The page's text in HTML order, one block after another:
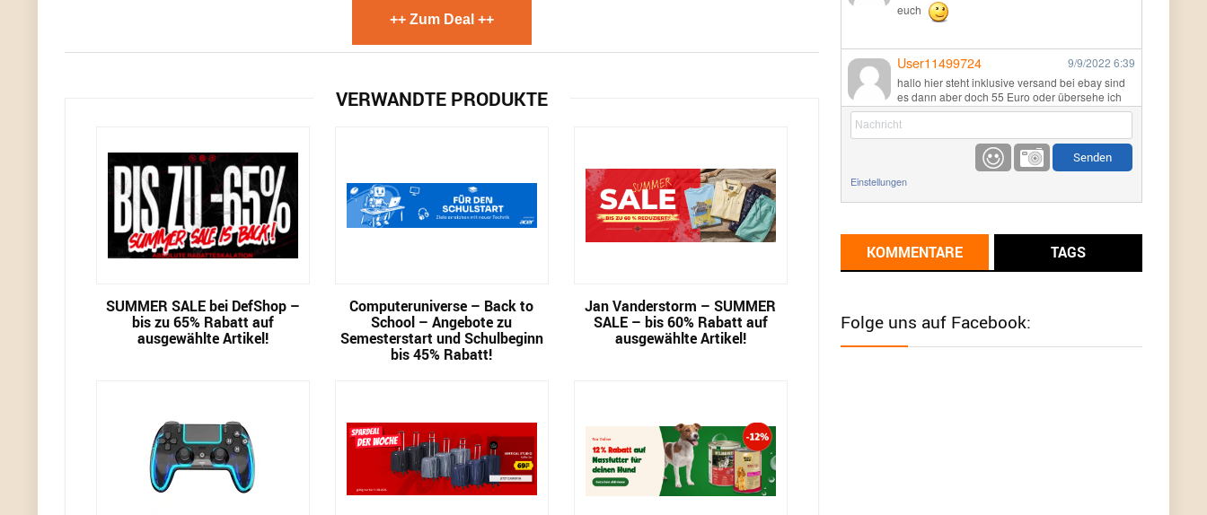
++ Zum Deal ++
VERWANDTE PRODUKTE
SUMMER SALE bei DefShop –
bis zu 65% Rabatt auf
ausgewählte Artikel!
Computeruniverse – Back to
School – Angebote zu
Semesterstart und Schulbeginn
bis 45% Rabatt!
Jan Vanderstorm – SUMMER
SALE – bis 60% Rabatt auf
ausgewählte Artikel!
euch
User11499724 9/9/2022 6:39
hallo hier steht inklusive versand bei ebay sind
es dann aber doch 55 Euro oder übersehe ich
etwas
9/1/20226:17
Ich glaube du hast den Sinn eines
Schnäppchenblogs noch immer nicht
Günni 9/1/2022
meisten Deals sind Tagespreise!
Einstellungen
KOMMENTARE TAGS
Folge uns auf Facebook: